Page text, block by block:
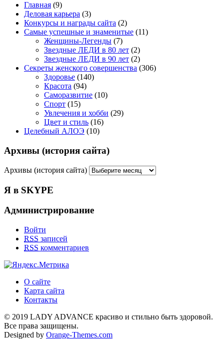
Главная (9)
Деловая карьера (3)
Конкурсы и награды сайта (2)
Самые успешные и знаменитые (11)
Женщины-Легенды (7)
Звездные ЛЕДИ в 80 лет (2)
Звездные ЛЕДИ в 90 лет (2)
Секреты женского совершенства (306)
Здоровье (140)
Красота (94)
Саморазвитие (10)
Спорт (15)
Увлечения и хобби (29)
Цвет и стиль (16)
Целебный АЛОЭ (10)
Архивы (история сайта)
Архивы (история сайта)
Я в SKYPE
Администрирование
Войти
RSS записей
RSS комментариев
О сайте
Карта сайта
Контакты
© 2019 LADY ADVANCE красиво и стильно быть здоровой.
Все права защищены.
Designed by Orange-Themes.com